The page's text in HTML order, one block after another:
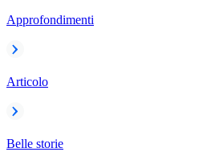
Approfondimenti
Articolo
Belle storie